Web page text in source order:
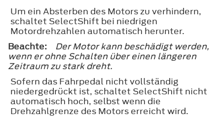
Um ein Absterben des Motors zu verhindern,
schaltet SelectShift bei niedrigen
Motordrehzahlen automatisch herunter.
Beachte:
Der Motor kann beschädigt werden,
wenn er ohne Schalten über einen längeren
Zeitraum zu stark dreht.
Sofern das Fahrpedal nicht vollständig
niedergedrückt ist, schaltet SelectShift nicht
automatisch hoch, selbst wenn die
Drehzahlgrenze des Motors erreicht wird.